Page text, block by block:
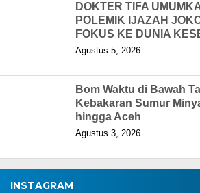
DOKTER TIFA
POLEMIK IJAZAH
FOKUS KE DUNIA
Agustus 5, 2026
Bom Waktu di Bawah
Kebakaran Sumur
hingga Aceh
Agustus 3, 2026
INSTAGRAM